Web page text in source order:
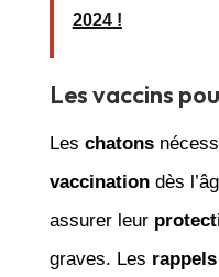
2024 !
Les vaccins
Les chatons
vaccinationdès
assurer leur
graves. Les rappels